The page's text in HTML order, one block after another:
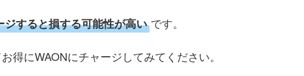
ジすると損する可能性が高い です。
得にWAONにチャージしてみてください。